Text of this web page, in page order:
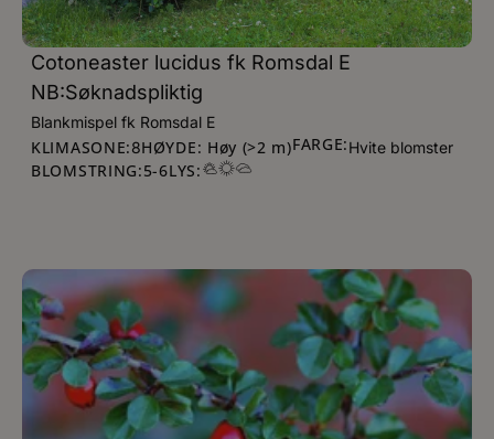
Cotoneaster lucidus fk Romsdal E
NB:Søknadspliktig
Blankmispel fk Romsdal E
KLIMASONE:8HØYDE: Høy (>2 m)FARGE:Hvite blomster
BLOMSTRING:5-6LYS: